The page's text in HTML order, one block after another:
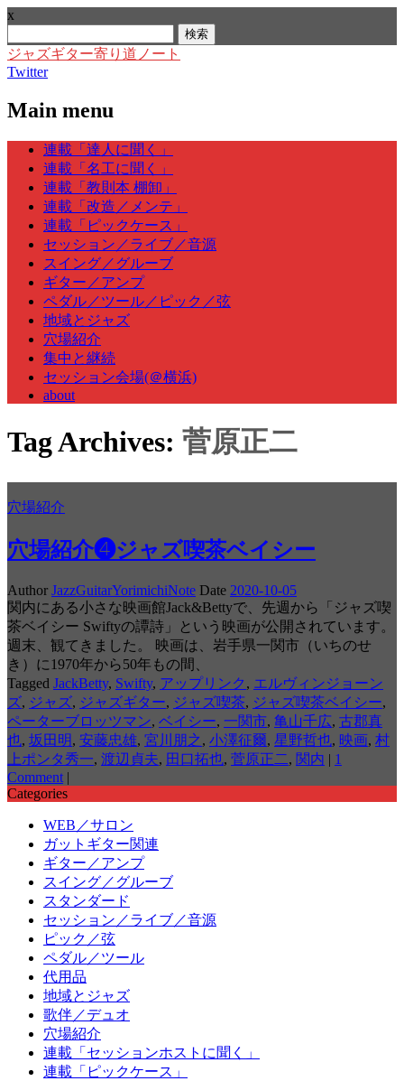
x
索:
ジャズギター寄り道ノート
Twitter
Main menu
Skip
content
連載「達人に聞く」
連載「名工に聞く」
連載「教則本 棚卸」
連載「改造／メンテ」
連載「ピックケース」
セッション／ライブ／音源
スイング／グルーブ
ギター／アンプ
ペダル／ツール／ピック／弦
地域とジャズ
穴場紹介
集中と継続
セッション会場(＠横浜)
about
Tag Archives: 菅原正二
穴場紹介
穴場紹介❹ジャズ喫茶ベイシー
Author JazzGuitarYorimichiNote Date 2020-10-05
関内にある小さな映画館Jack&Bettyで、先週から「ジャズ喫
茶ベイシー Swiftyの譚詩」という映画が公開されています。
週末、観てきました。 映画は、岩手県一関市（いちのせ
き）に1970年から50年もの間、
Tagged JackBetty, Swifty, アップリンク , エルヴィンジョーン
ズ, ジャズ, ジャズギター, ジャズ喫茶, ジャズ喫茶ベイシー,
ペーターブロッツマン, ベイシー, 一関市, 亀山千広, 古郡真
也, 坂田明, 安藤忠雄, 宮川朋之, 小澤征爾, 星野哲也, 映画, 村
上ポンタ秀一, 渡辺貞夫, 田口拓也, 菅原正二, 関内 | 1
Comment |
Categories
WEB／サロン
ガットギター関連
ギター／アンプ
スイング／グルーブ
スタンダード
セッション／ライブ／音源
ピック／弦
ペダル／ツール
代用品
地域とジャズ
歌伴／デュオ
穴場紹介
連載「セッションホストに聞く」
連載「ピックケース」